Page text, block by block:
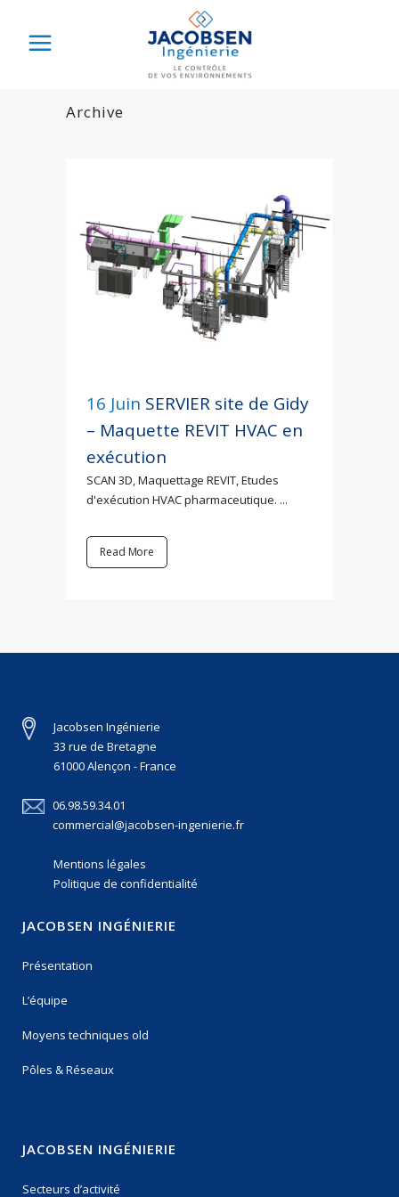
Archive
16 Juin SERVIER site de Gidy
– Maquette REVIT HVAC en
exécution
SCAN 3D, Maquettage REVIT, Etudes
d'exécution HVAC pharmaceutique. ...
Read More
Jacobsen Ingénierie
33 rue de Bretagne
61000 Alençon - France
06.98.59.34.01
commercial@jacobsen-ingenierie.fr
Mentions légales
Politique de confidentialité
JACOBSEN INGÉNIERIE
Présentation
L’équipe
Moyens techniques old
Pôles & Réseaux
JACOBSEN INGÉNIERIE
Secteurs d’activité